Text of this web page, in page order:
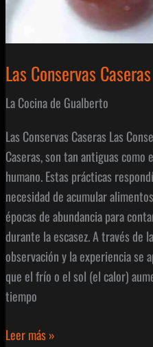
Las Conservas Caseras
La Cocina de Gualberto
Las Conservas Caseras Las
Caseras, son tan antiguas como
humano. Estas prácticas
necesidad de acumular
épocas de abundancia para
durante la escasez. A través de la
observación y la experiencia se
que el frío o el sol (el calor)
tiempo
Las
Leer más »